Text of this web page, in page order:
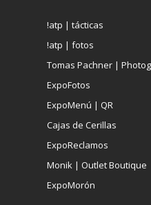
!atp | tácticas
!atp | fotos
Tomas Pachner |
ExpoFotos
ExpoMenú | QR
Cajas de Cerillas
ExpoReclamos
Monik | Outlet Boutique
ExpoMorón